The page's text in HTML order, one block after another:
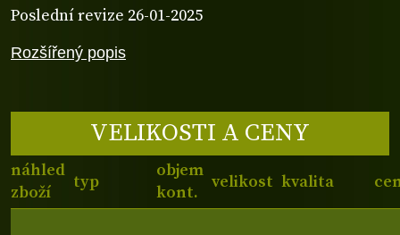
Rozšířený popis
Poslední revize 26-01-2025
VELIKOSTI A CENY
náhled
zboží
typ
objem
kont.
velikost kvalita